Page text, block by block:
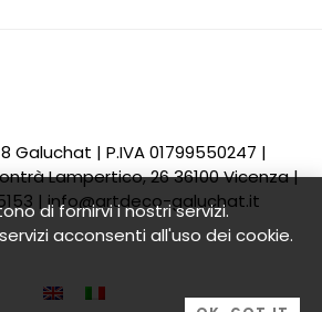
Galuchat | P.IVA 01799550247 |
Lampertico, 26 36100 Vicenza |
| info@artdeco-galuchat.it
di fornirvi i nostri servizi.
acconsenti all'uso dei cookie.